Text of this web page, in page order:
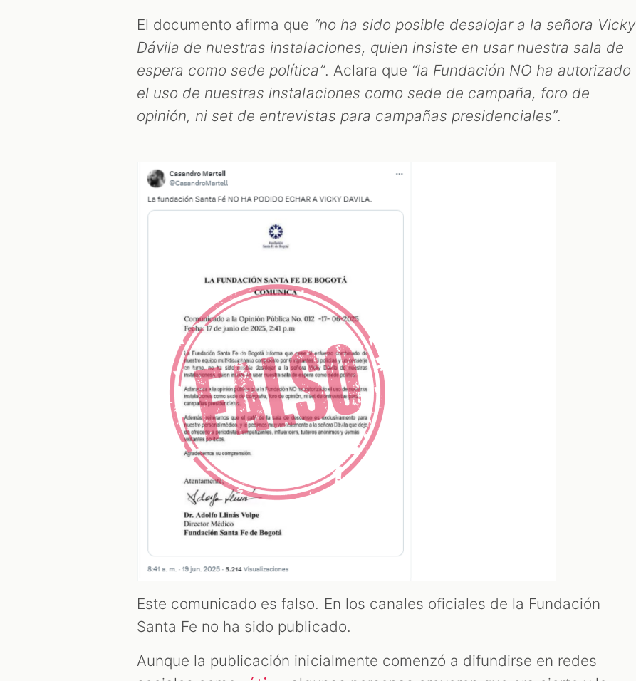
El documento afirma que “no ha sido posible desalojar a la señora Vicky
Dávila de nuestras instalaciones, quien insiste en usar nuestra sala de
espera como sede política”. Aclara que “la Fundación NO ha autorizado
el uso de nuestras instalaciones como sede de campaña, foro de
opinión, ni set de entrevistas para campañas presidenciales”.
Este comunicado es falso. En los canales oficiales de la Fundación
Santa Fe no ha sido publicado.
Aunque la publicación inicialmente comenzó a difundirse en redes